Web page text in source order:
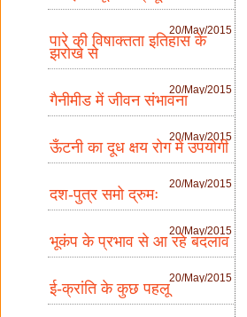
20/May/2015
पारे की विषाक्तता इतिहास के
झरोखे से
20/May/2015
गैनीमीड में जीवन संभावना
20/May/2015
ऊँटनी का दूध क्षय रोग में उपयोगी
20/May/2015
दश-पुत्र समो द्रुमः
20/May/2015
भूकंप के प्रभाव से आ रहे बदलाव
20/May/2015
ई-क्रांति के कुछ पहलू